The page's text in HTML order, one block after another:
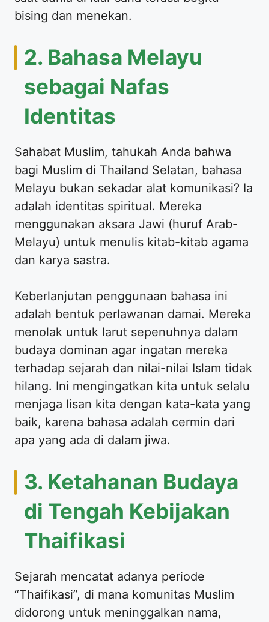
bising dan menekan.
2. Bahasa Melayu
sebagai Nafas
Identitas
Sahabat Muslim, tahukah Anda bahwa
bagi Muslim di Thailand Selatan, bahasa
Melayu bukan sekadar alat komunikasi? Ia
adalah identitas spiritual. Mereka
menggunakan aksara Jawi (huruf Arab-
Melayu) untuk menulis kitab-kitab agama
dan karya sastra.
Keberlanjutan penggunaan bahasa ini
adalah bentuk perlawanan damai. Mereka
menolak untuk larut sepenuhnya dalam
budaya dominan agar ingatan mereka
terhadap sejarah dan nilai-nilai Islam tidak
hilang. Ini mengingatkan kita untuk selalu
menjaga lisan kita dengan kata-kata yang
baik, karena bahasa adalah cermin dari
apa yang ada di dalam jiwa.
3. Ketahanan Budaya
di Tengah Kebijakan
Thaifikasi
Sejarah mencatat adanya periode
“Thaifikasi”, di mana komunitas Muslim
didorong untuk meninggalkan nama,